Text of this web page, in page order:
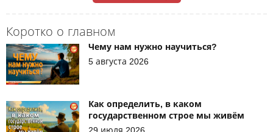
Коротко о главном
Чему нам нужно научиться?
5 августа 2026
Как определить, в каком
государственном строе мы живём